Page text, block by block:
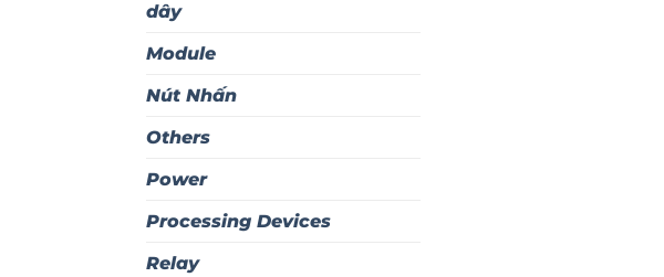
dây
Module
Nút Nhấn
Others
Power
Processing Devices
Relay